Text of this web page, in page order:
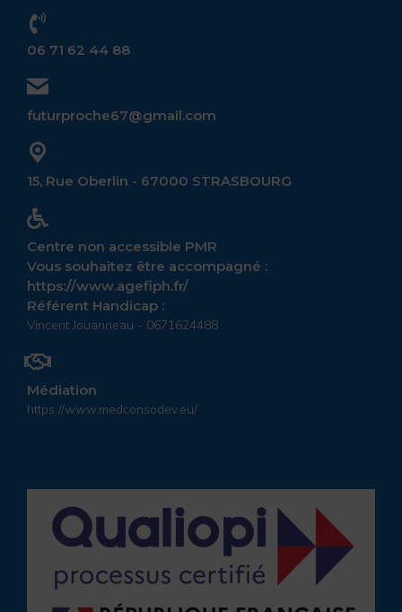
06 71 62 44 88
futurproche67@gmail.com
15, Rue Oberlin - 67000 STRASBOURG
Centre non accessible PMR
Vous souhaitez être accompagné :
https://www.agefiph.fr/
Référent Handicap :
Vincent Jouanneau - 0671624488
Médiation
https://www.medconsodev.eu/